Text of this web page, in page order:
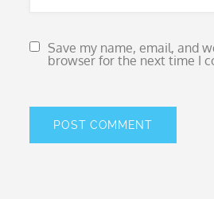
Save my name, email, and
browser for the next time I